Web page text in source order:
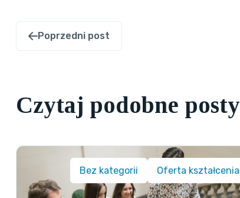
Poprzedni post
Czytaj podobne posty
Bez kategorii Oferta kształcenia